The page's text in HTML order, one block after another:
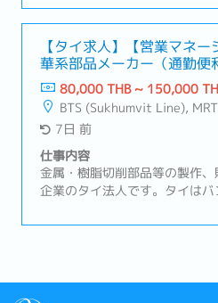
拠点として機能しているBOI取
ルは主に既存顧客（日系の半
フォロー営業を行っていただ
ン商材: 半導体製造装置向けの
理・受発注、納期、在庫の管理
よび課題抽出・トラブルの一次
ーション②海外拠点（日本、中
期、品質、価格に関する調整・
社内展開③サプライア対応サポ
整・見積取得および価格管理
からの問い合わせ対応・納期
【タイ求人】【営業マネー
華系部品メーカー（通勤便
アパス豊富）
80,000 THB ~ 150,000
BTS (Sukhumvit Line),
7日 前
仕事内容
金属・樹脂切削部品等の製作
企業のタイ法人です。タイは
拠点として機能しているBOI取
署への連携、一次処置・恒久